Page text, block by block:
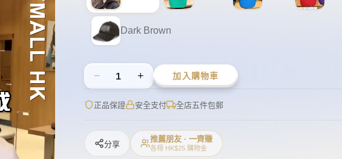
Dark Brown
− 1 + 加入購物車
正品保證 安全支付 全店五件包郵
分享
推薦朋友 · 一齊賺
各得 HK$25 購物金